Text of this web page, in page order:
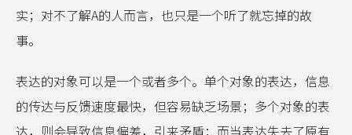
实；对不了解A的人而言，也只是一个听了就忘掉的故
事。
表达的对象可以是一个或者多个。单个对象的表达，信息
的传达与反馈速度最快，但容易缺乏场景；多个对象的表
达，则会导致信息偏差，引来矛盾；而当表达失去了原有